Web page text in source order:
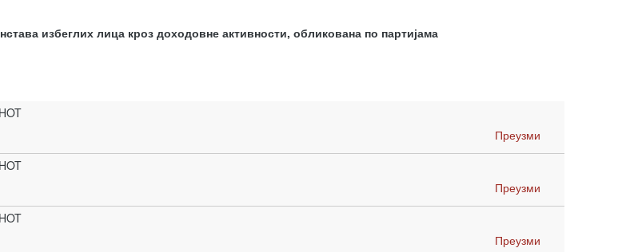
избеглих лица кроз доходовне активности, обликована по партијама
HOT
Преузми
HOT
Преузми
HOT
Преузми